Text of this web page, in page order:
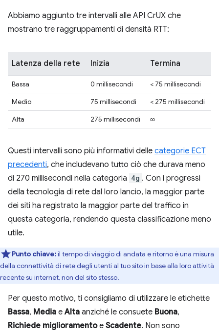
Abbiamo aggiunto tre intervalli alle API CrUX che
mostrano tre raggruppamenti di densità RTT:
Latenza della rete Inizia Termina
Bassa 0 millisecondi
< 75 millisecondi
Medio
75 millisecondi
< 275 millisecondi
Alta
275 millisecondi ∞
Questi intervalli sono più informativi delle categorie ECT
precedenti, che includevano tutto ciò che durava meno
di 270 millisecondi nella categoria 4g . Con i progressi
della tecnologia di rete dal loro lancio, la maggior parte
dei siti ha registrato la maggior parte del traffico in
questa categoria, rendendo questa classificazione meno
utile.
Punto chiave:il tempo di viaggio di andata e ritorno è una misura
della connettività di rete degli utenti al tuo sito in base alla loro attività
recente su internet, non del sito stesso.
Per questo motivo, ti consigliamo di utilizzare le etichette
Bassa, Media eAlta anziché le consuete Buona,
Richiede miglioramentoe Scadente. Non sono